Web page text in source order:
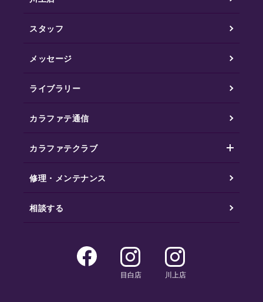
スタッフ
メッセージ
ライブラリー
カラファテ通信
カラファテクラブ
修理・メンテナンス
相談する
目白店 川上店